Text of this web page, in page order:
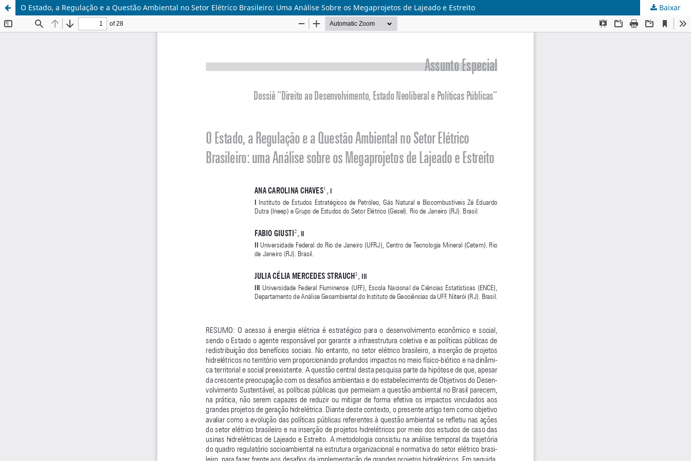
O Estado, a Regulação e a Questão Ambiental no Setor Elétrico Brasileiro: Uma Análise Sobre os Megaprojetos de Lajeado e Estreito Baixar